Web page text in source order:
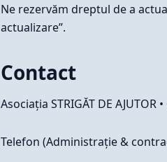
Ne rezervăm dreptul de a
actualizare”.
Contact
Asociația STRIGĂT DE
Telefon (Administrație &